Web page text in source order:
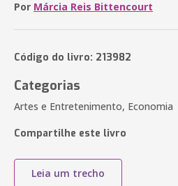
Por Márcia Reis Bittencourt
Código do livro: 213982
Categorias
Artes e Entretenimento, Economia
Compartilhe este livro
Leia um trecho